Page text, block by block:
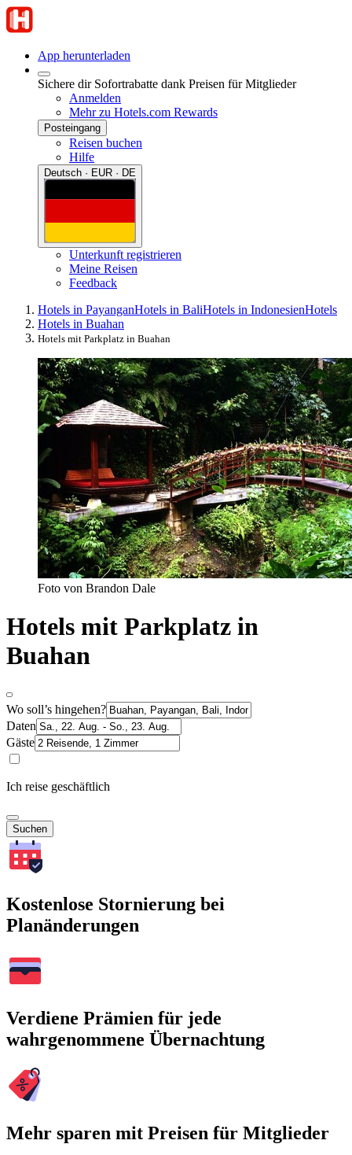
App herunterladen
Sichere dir Sofortrabatte dank Preisen für Mitglieder
Anmelden
Mehr zu Hotels.com Rewards
Posteingang
Reisen buchen
Hilfe
Deutsch · EUR · DE
Unterkunft registrieren
Meine Reisen
Feedback
Hotels in PayanganHotels in BaliHotels in IndonesienHotels
Hotels in Buahan
Hotels mit Parkplatz in Buahan
Foto von Brandon Dale
Hotels mit Parkplatz in
Buahan
Wo soll’s hingehen?
Daten
Gäste
Ich reise geschäftlich
Suchen
Kostenlose Stornierung bei
Planänderungen
Verdiene Prämien für jede
wahrgenommene Übernachtung
Mehr sparen mit Preisen für Mitglieder